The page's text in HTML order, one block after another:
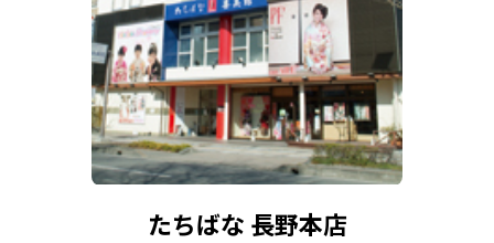
たちばな 長野本店